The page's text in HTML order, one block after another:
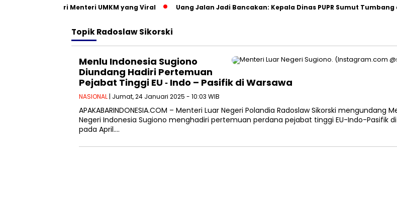
Jalan Istri Menteri UMKM yang Viral Uang Jalan Jadi Bancakan: Kepala Dinas PUPR Sumut Tumbang di
TopikRadoslaw Sikorski
Menlu Indonesia Sugiono
Diundang Hadiri Pertemuan
Pejabat Tinggi EU ‐ Indo – Pasifik di Warsawa
NASIONAL | Jumat, 24 Januari 2025 - 10:03 WIB
APAKABARINDONESIA.COM – Menteri Luar Negeri Polandia Radoslaw Sikorski mengundang
Negeri Indonesia Sugiono menghadiri pertemuan perdana pejabat tinggi EU-Indo-Pasifik
pada April….